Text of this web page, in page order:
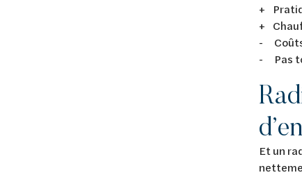
+
+
- Coûts
- Pas
Et un